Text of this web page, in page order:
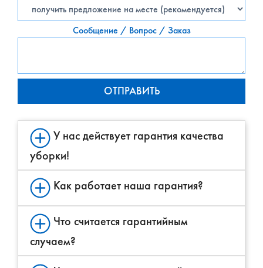
Сообщение / Вопрос / Заказ
У нас действует гарантия качества
уборки!
Как работает наша гарантия?
Что считается гарантийным
случаем?